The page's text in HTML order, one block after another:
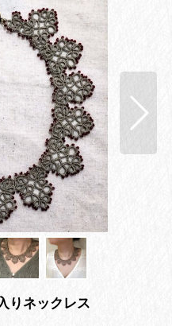
りネックレス